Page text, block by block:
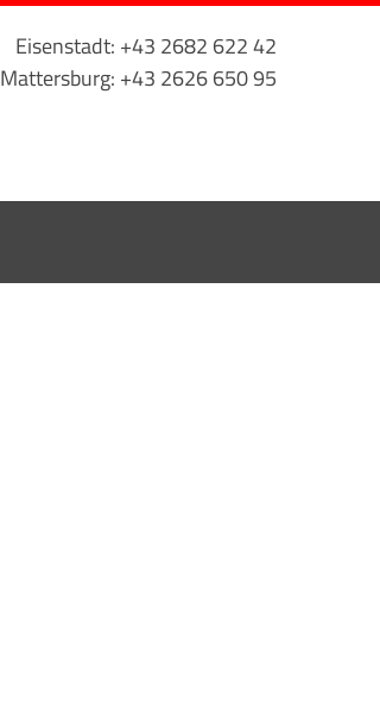
Eisenstadt: +43 2682 622 42
Mattersburg: +43 2626 650 95